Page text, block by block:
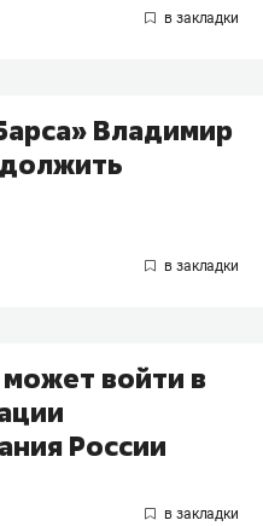
Владимир
войти в
России